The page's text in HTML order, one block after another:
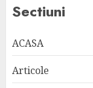
Sectiuni
ACASA
Articole